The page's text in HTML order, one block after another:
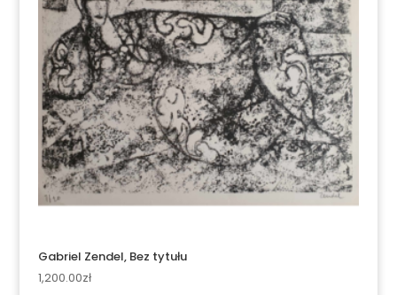
Gabriel Zendel, Bez tytułu
1,200.00zł